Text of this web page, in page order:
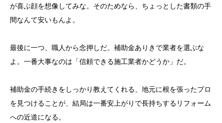
が喜ぶ顔を想像してみな。そのためなら、ちょっとした書類の手
間なんて安いもんよ。
最後に一つ、職人から念押しだ。補助金ありきで業者を選ぶな
よ。一番大事なのは「信頼できる施工業者かどうか」だ。
補助金の手続きをしっかり教えてくれる、地元に根を張ったプロ
を見つけることが、結局は一番安上がりで長持ちするリフォーム
への近道になる。